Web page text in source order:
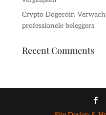
Crypto Dogecoin
professionele beleggers
Recent Comments